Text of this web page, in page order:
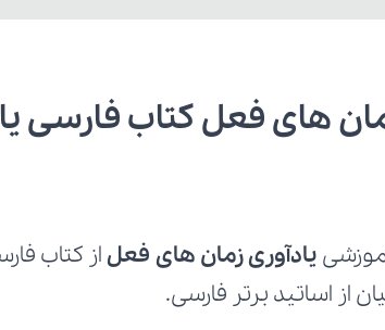
های فعل کتاب فارسی
یادآوری زمان های فعل از کتاب
از اساتید برتر فارسی.